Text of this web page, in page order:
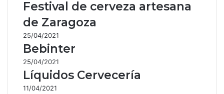
Festival de cerveza artesana
de Zaragoza
25/04/2021
Bebinter
25/04/2021
Líquidos Cervecería
11/04/2021